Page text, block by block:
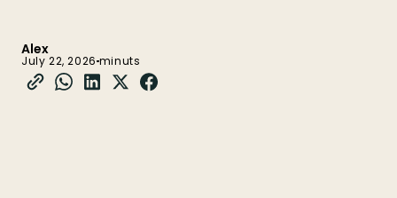
Alex
July 22, 2026 minuts